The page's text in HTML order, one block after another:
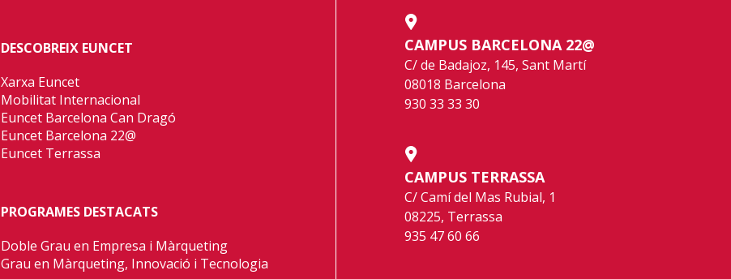
DESCOBREIX EUNCET
Xarxa Euncet
Mobilitat Internacional
Euncet Barcelona Can Dragó
Euncet Barcelona 22@
Euncet Terrassa
PROGRAMES DESTACATS
Doble Grau en Empresa i Màrqueting
Grau en Màrqueting, Innovació i Tecnologia
CAMPUS BARCELONA 22@
C/ de Badajoz, 145, Sant Martí
08018 Barcelona
930 33 33 30
CAMPUS TERRASSA
C/ Camí del Mas Rubial, 1
08225, Terrassa
935 47 60 66